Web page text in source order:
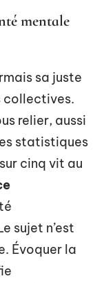
mentale
sa juste
collectives.
relier, aussi
statistiques
cinq vit au
sujet n’est
Évoquer la